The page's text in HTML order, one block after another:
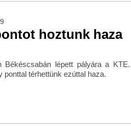
hoztunk haza
Békéscsabán lépett pályára a KTE.
térhettünk ezúttal haza.